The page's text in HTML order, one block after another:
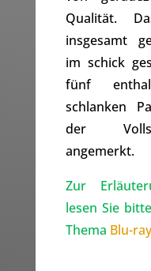
Qualität.
insgesamt
im schick
fünf
schlanken
der
angemerkt.
Zur
lesen Sie
Thema Blu-